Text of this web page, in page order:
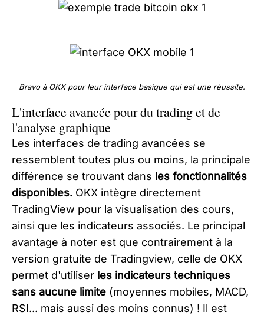
Bravo à OKX pour leur interface basique qui est une réussite.
L'interface avancée pour du trading et de
l'analyse graphique
Les interfaces de trading avancées se
ressemblent toutes plus ou moins, la principale
différence se trouvant dans les fonctionnalités
disponibles. OKX intègre directement
TradingView pour la visualisation des cours,
ainsi que les indicateurs associés. Le principal
avantage à noter est que contrairement à la
version gratuite de Tradingview, celle de OKX
permet d'utiliser les indicateurs techniques
sans aucune limite (moyennes mobiles, MACD,
RSI... mais aussi des moins connus) ! Il est